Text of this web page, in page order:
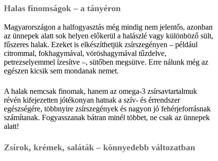
Halas finomságok – a tányéron
Magyarországon a halfogyasztás még mindig nem jelentős, azonban
az ünnepek alatt sok helyen előkerül a halászlé vagy különböző sült,
fűszeres halak. Ezeket is elkészíthetjük zsírszegényen – például
citrommal, fokhagymával, vöröshagymával tűzdelve,
petrezselyemmel ízesítve –, sütőben megsütve. Erre nálunk még az
egészen kicsik sem mondanak nemet.
A halak nemcsak finomak, hanem az omega-3 zsírsavtartalmuk
révén kifejezetten jótékonyan hatnak a szív- és érrendszer
egészségére, többnyire zsírszegények és nagyon jó fehérjeforrásnak
számítanak. Fogyasszanak bátran minél többet, ne csak az ünnepek
alatt!
Zsírok, krémek, saláták – könnyedebb változatban